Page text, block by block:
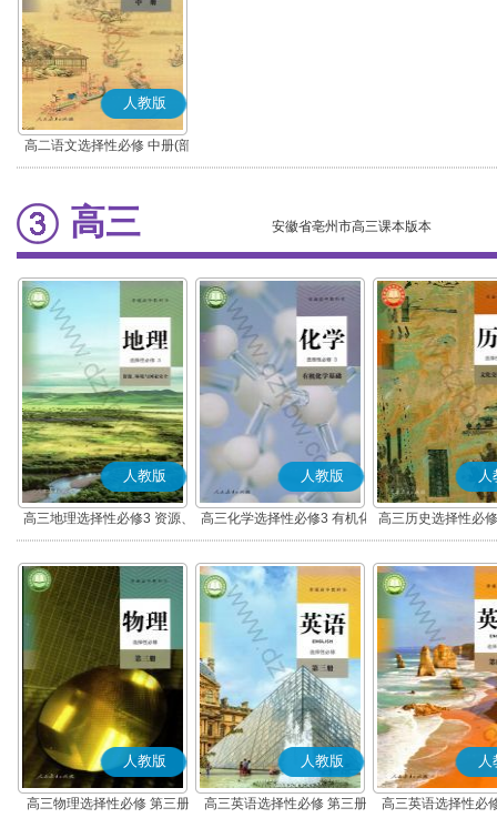
人教版
高二语文选择性必修 中册(部
编版)
高三 安徽省亳州市高三课本版本
人教版
高三地理选择性必修3 资源、
环境与国家安全
人教版
高三化学选择性必修3 有机化
学基础
人
高三历史选择性必
流与传播(部
人教版
高三物理选择性必修 第三册
人教版
高三英语选择性必修 第三册
人
高三英语选择性必